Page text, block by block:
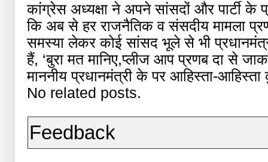
कांग्रेस अध्यक्षा ने अपने सांसदों और पार्टी
कि अब से हर राजनैतिक व संसदीय मामला
समस्या लेकर कोई सांसद भूले से भी
हैं, ‘बुरा मत मानिए,प्लीज आप प्रणब दा से
माननीय प्रधानमंत्री के पर आहिस्ता-
No related posts.
Feedback